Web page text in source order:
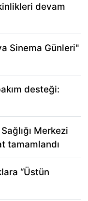
devam
Sinema Günleri"
desteği:
Merkezi
tamamlandı
“Üstün